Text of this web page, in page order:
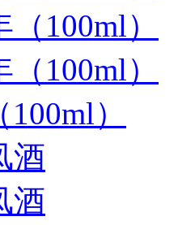
100ml）
100ml）
）
酒
酒